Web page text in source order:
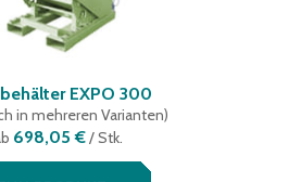
EXPO 300
in mehreren Varianten)
698,05 €/ Stk.